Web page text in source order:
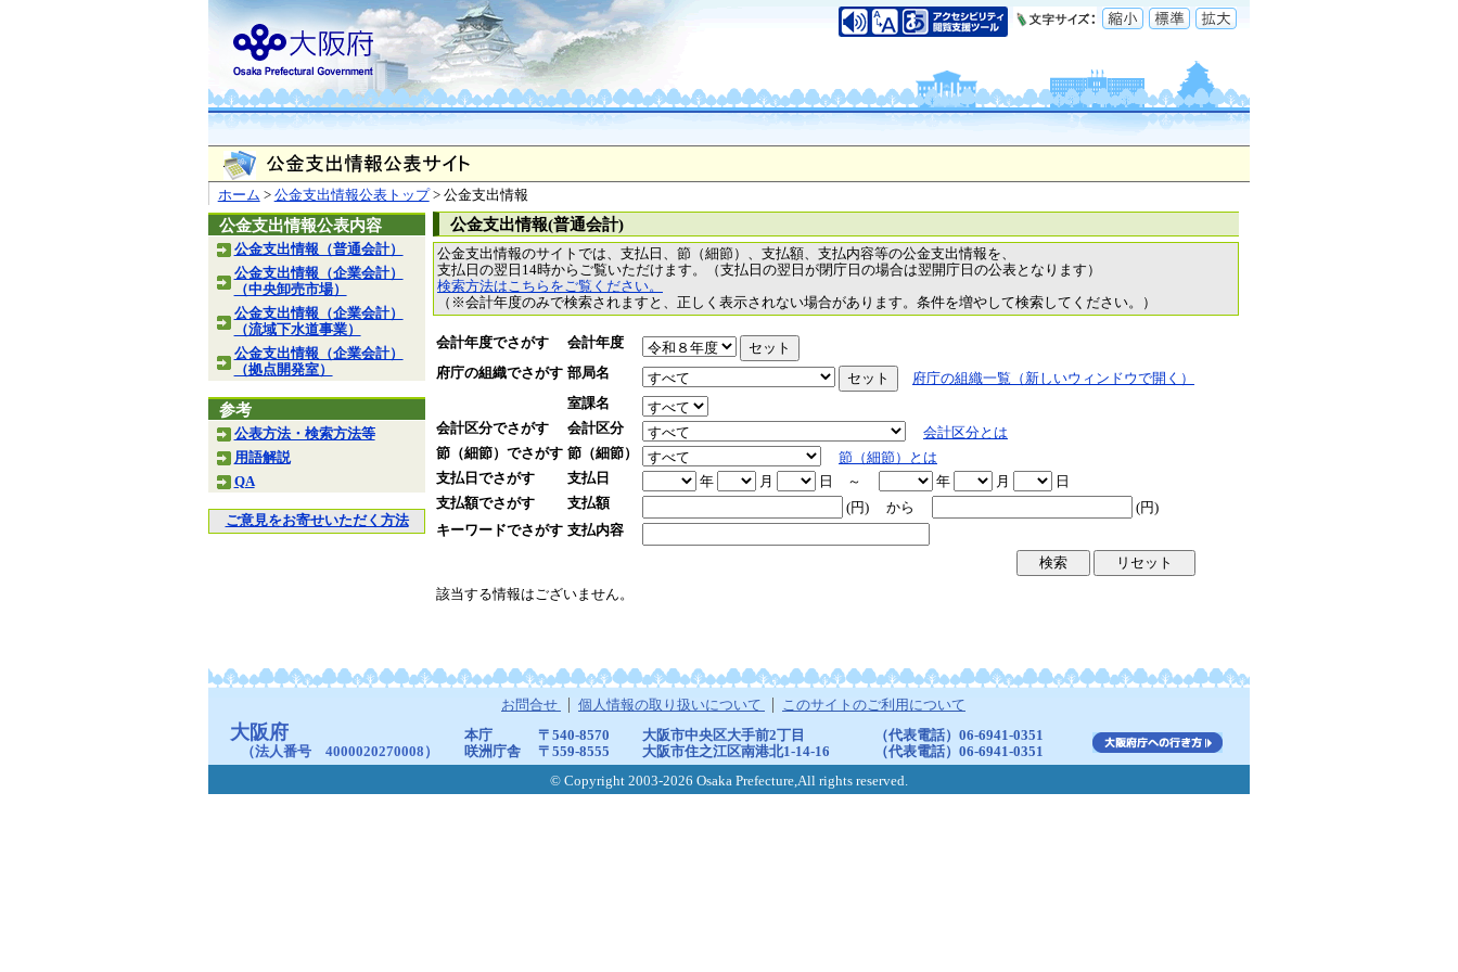
ホーム > 公金支出情報公表トップ> 公金支出情報
公金支出情報公表内容
公金支出情報（普通会計）
公金支出情報（企業会計）
（中央卸売市場）
公金支出情報（企業会計）
（流域下水道事業）
公金支出情報（企業会計）
（拠点開発室）
参考
公表方法・検索方法等
用語解説
QA
ご意見をお寄せいただく方法
公金支出情報(普通会計)
公金支出情報のサイトでは、支払日、節（細節）、支払額、支払内容等の公金支出情報を、
支払日の翌日14時からご覧いただけます。（支払日の翌日が閉庁日の場合は翌開庁日の公表となります）
検索方法はこちらをご覧ください。
（※会計年度のみで検索されますと、正しく表示されない場合があります。条件を増やして検索してください。）
会計年度でさがす
会計年度
府庁の組織でさがす 部局名
府庁の組織一覧（新しいウィンドウで開く）
室課名
会計区分でさがす
会計区分
会計区分とは
節（細節）でさがす 節（細節）
節（細節）とは
支払日でさがす
支払日 年 月 日 ～ 年 月
日
支払額でさがす
支払額 (円) から
(円)
キーワードでさがす 支払内容
該当する情報はございません。
お問合せ 個人情報の取り扱いについて このサイトのご利用について
大阪府
（法人番号 4000020270008）
本庁 〒540-8570 大阪市中央区大手前2丁目
（代表電話）06-6941-0351
咲洲庁舎
〒559-8555 大阪市住之江区南港北1-14-16
（代表電話）06-6941-0351
© Copyright 2003-2026 Osaka Prefecture,All rights reserved.